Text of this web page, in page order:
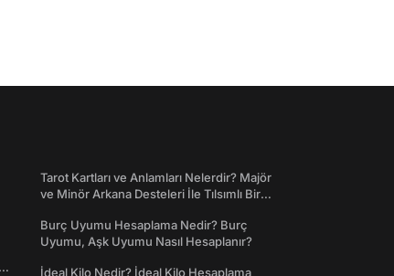
Tarot Kartları ve Anlamları Nelerdir? Majör
ve Minör Arkana Desteleri İle Tılsımlı Bir
Burç Uyumu Hesaplama Nedir? Burç
Uyumu, Aşk Uyumu Nasıl Hesaplanır?
İdeal Kilo Nedir? İdeal Kilo Hesaplama